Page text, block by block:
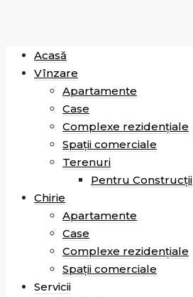
Acasă
Vînzare
Apartamente
Case
Complexe rezidențiale
Spații comerciale
Terenuri
Pentru Construcții
Chirie
Apartamente
Case
Complexe rezidențiale
Spații comerciale
Servicii